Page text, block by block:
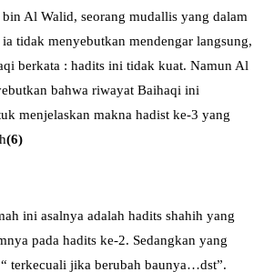
Al Walid, seorang mudallis yang dalam
tidak menyebutkan mendengar langsung,
berkata : hadits ini tidak kuat. Namun Al
bahwa riwayat Baihaqi ini
menjelaskan makna hadist ke-3 yang
(6)
ini asalnya adalah hadits shahih yang
pada hadits ke-2. Sedangkan yang
terkecuali jika berubah baunya…dst”.